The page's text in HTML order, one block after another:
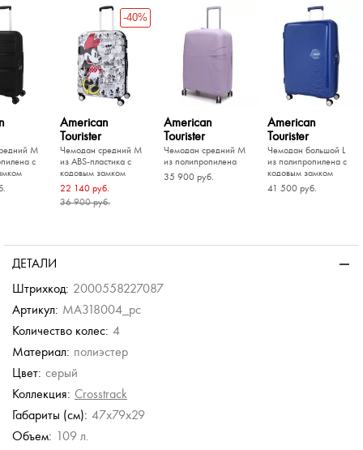
M
с
-40%
American
Tourister
Чемодан средний M
из ABS-пластика с
кодовым замком
22 140 руб.
36 900 руб.
American
Tourister
Чемодан средний M
из полипропилена
35 900 руб.
American
Tourister
Чемодан большой L
из полипропилена с
кодовым замком
41 500 руб.
Чемодан средний M
из полипропилена с
кодовым замком
27 900 руб.
Чемодан средний M
из полипропилена
17 200 руб.
21 500 руб.
ДЕТАЛИ
Штрихкод: 2000558227087
Артикул: MA318004_pc
Количество колес: 4
Материал: полиэстер
Цвет: серый
Коллекция: Crosstrack
Габариты (см): 47x79x29
Объем: 109 л.